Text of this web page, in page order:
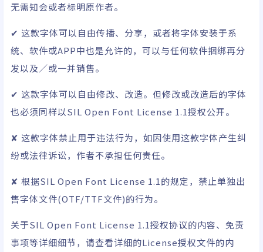
无需知会或者标明原作者。
✔ 这款字体可以自由传播、分享，或者将字体安装于系
统、软件或APP中也是允许的，可以与任何软件捆绑再分
发以及／或一并销售。
✔ 这款字体可以自由修改、改造。但修改或改造后的字体
也必须同样以SIL Open Font License 1.1授权公开。
✘ 这款字体禁止用于违法行为，如因使用这款字体产生纠
纷或法律诉讼，作者不承担任何责任。
✘ 根据SIL Open Font License 1.1的规定，禁止单独出
售字体文件(OTF/TTF文件)的行为。
关于SIL Open Font License 1.1授权协议的内容、免责
事项等详细细节，请查看详细的License授权文件的内